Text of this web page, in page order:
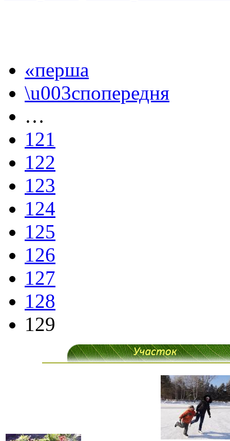
«перша
\u003cпопередня
…
121
122
123
124
125
126
127
128
129